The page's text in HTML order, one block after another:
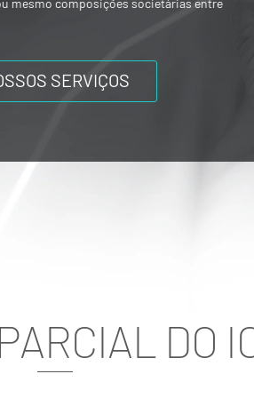
societárias entre
SERVIÇOS
DO